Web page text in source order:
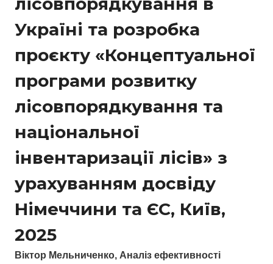
Віктор Meльниченкo, Аналіз ефективності
Україні та розробка
проєкту «Концептуальної
програми розвитку
лісовпорядкування та
національної
інвентаризації лісів» з
урахуванням досвіду
Німеччини та ЄС, Київ,
2025